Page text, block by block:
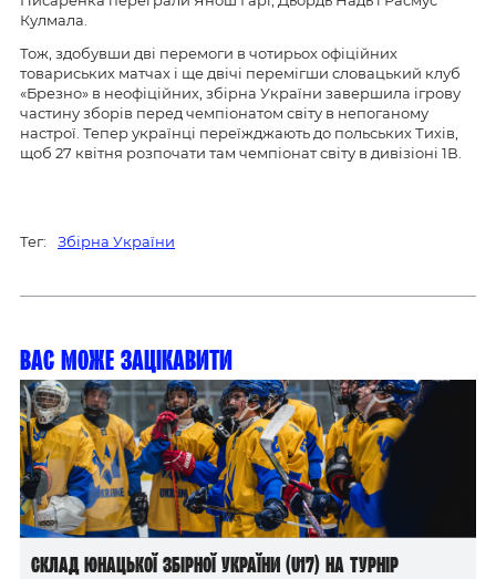
Кулмала.
Тож, здобувши дві перемоги в чотирьох офіційних
товариських матчах і ще двічі перемігши словацький клуб
«Брезно» в неофіційних, збірна України завершила ігрову
частину зборів перед чемпіонатом світу в непоганому
настрої. Тепер українці переїжджають до польських Тихів,
щоб 27 квітня розпочати там чемпіонат світу в дивізіоні 1В.
Тег: Збірна України
Вас може зацікавити
Склад юнацької збірної України (U17) на турнір